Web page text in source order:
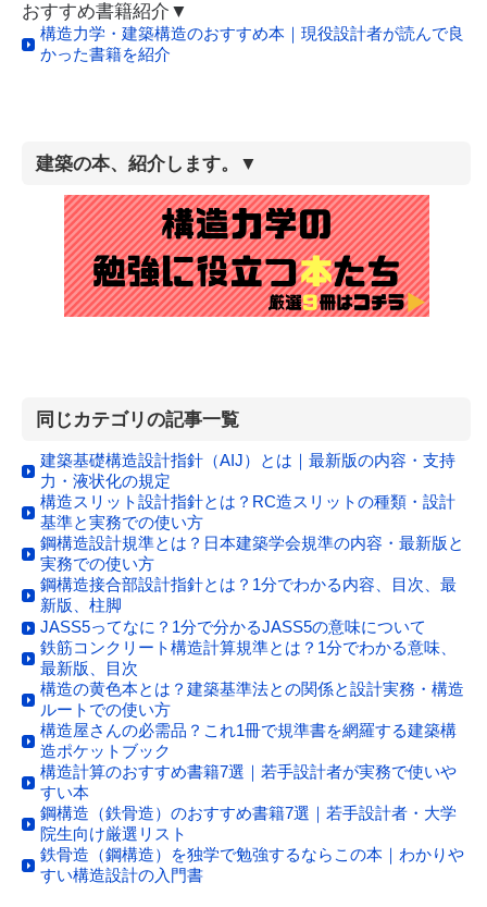
おすすめ書籍紹介▼
構造力学・建築構造のおすすめ本｜現役設計者が読んで良
かった書籍を紹介
建築の本、紹介します。▼
同じカテゴリの記事一覧
建築基礎構造設計指針（AIJ）とは｜最新版の内容・支持
力・液状化の規定
構造スリット設計指針とは？RC造スリットの種類・設計
基準と実務での使い方
鋼構造設計規準とは？日本建築学会規準の内容・最新版と
実務での使い方
鋼構造接合部設計指針とは？1分でわかる内容、目次、最
新版、柱脚
JASS5ってなに？1分で分かるJASS5の意味について
鉄筋コンクリート構造計算規準とは？1分でわかる意味、
最新版、目次
構造の黄色本とは？建築基準法との関係と設計実務・構造
ルートでの使い方
構造屋さんの必需品？これ1冊で規準書を網羅する建築構
造ポケットブック
構造計算のおすすめ書籍7選｜若手設計者が実務で使いや
すい本
鋼構造（鉄骨造）のおすすめ書籍7選｜若手設計者・大学
院生向け厳選リスト
鉄骨造（鋼構造）を独学で勉強するならこの本｜わかりや
すい構造設計の入門書